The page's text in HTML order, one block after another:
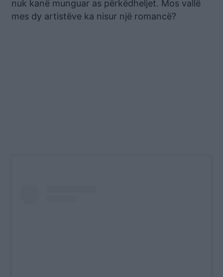
nuk kanë munguar as përkëdheljet. Mos vallë
mes dy artistëve ka nisur një romancë?